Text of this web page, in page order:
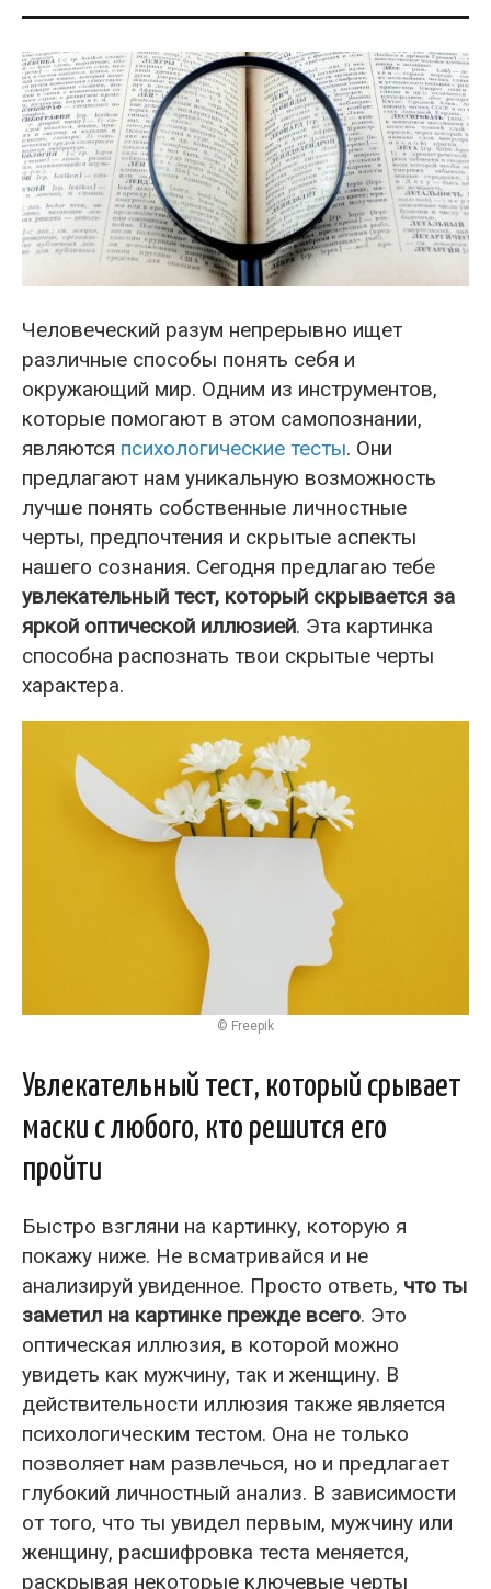
Человеческий разум непрерывно ищет
различные способы понять себя и
окружающий мир. Одним из инструментов,
которые помогают в этом самопознании,
являются психологические тесты. Они
предлагают нам уникальную возможность
лучше понять собственные личностные
черты, предпочтения и скрытые аспекты
нашего сознания. Сегодня предлагаю тебе
увлекательный тест, который скрывается за
яркой оптической иллюзией. Эта картинка
способна распознать твои скрытые черты
характера.
© Freepik
Увлекательный тест, который срывает
маски с любого, кто решится его
пройти
Быстро взгляни на картинку, которую я
покажу ниже. Не всматривайся и не
анализируй увиденное. Просто ответь, что ты
заметил на картинке прежде всего. Это
оптическая иллюзия, в которой можно
увидеть как мужчину, так и женщину. В
действительности иллюзия также является
психологическим тестом. Она не только
позволяет нам развлечься, но и предлагает
глубокий личностный анализ. В зависимости
от того, что ты увидел первым, мужчину или
женщину, расшифровка теста меняется,
раскрывая некоторые ключевые черты